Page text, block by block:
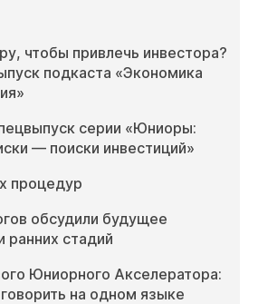
чтобы привлечь инвестора?
подкаста «Экономика
серии «Юниоры:
— поиски инвестиций»
процедур
обсудили будущее
ранних стадий
Юниорного Акселератора:
на одном языке